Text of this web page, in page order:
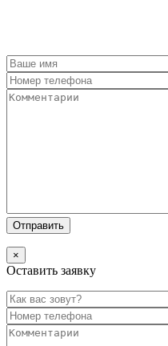
×
Оставить заявку